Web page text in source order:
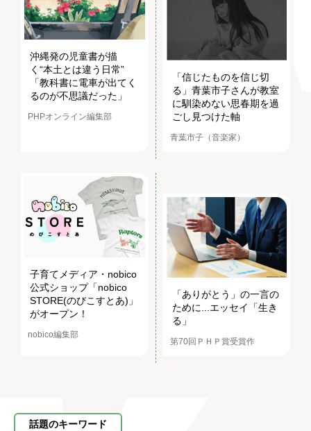
沖縄発の児童書が描
く“本土とは違う日常”
「教科書に電車が出てく
るのが不思議だった」
PHPオンライン編集部
「信じたものを信じ切
る」青葉市子さんが教室
に馴染めない思春期を過
ごし見つけた軸
青葉市子（音楽家）
子育てメディア・nobico
公式ショップ「nobico
STORE(のびこすとあ)」
がオープン！
nobico編集部
「ありがとう」の一言の
ために...エッセイ「生き
る」
第70回ＰＨＰ賞受賞作
話題のキーワード